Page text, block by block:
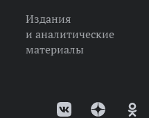
Издания
и аналитические
материалы